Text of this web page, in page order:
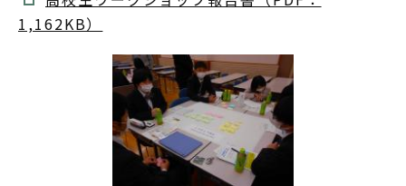
1,162KB）